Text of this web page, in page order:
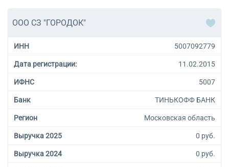
ООО СЗ "ГОРОДОК"
ИНН 5007092779
Дата регистрации: 11.02.2015
ИФНС 5007
Банк ТИНЬКОФФ БАНК
Регион Московская область
Выручка 2025 0 руб.
Выручка 2024 0 руб.